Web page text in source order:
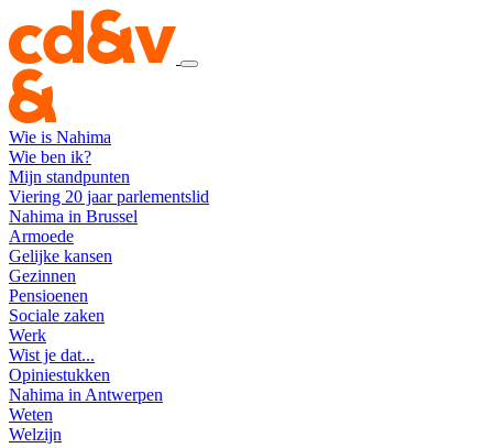
Wie is Nahima
Wie ben ik?
Mijn standpunten
Viering 20 jaar parlementslid
Nahima in Brussel
Armoede
Gelijke kansen
Gezinnen
Pensioenen
Sociale zaken
Werk
Wist je dat...
Opiniestukken
Nahima in Antwerpen
Weten
Welzijn